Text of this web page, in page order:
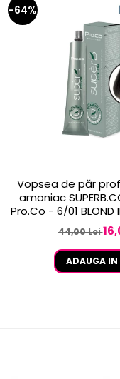
-64%
Vopsea de păr
amoniac
Pro.Co - 6/
44,00 Lei
ADAUGA IN